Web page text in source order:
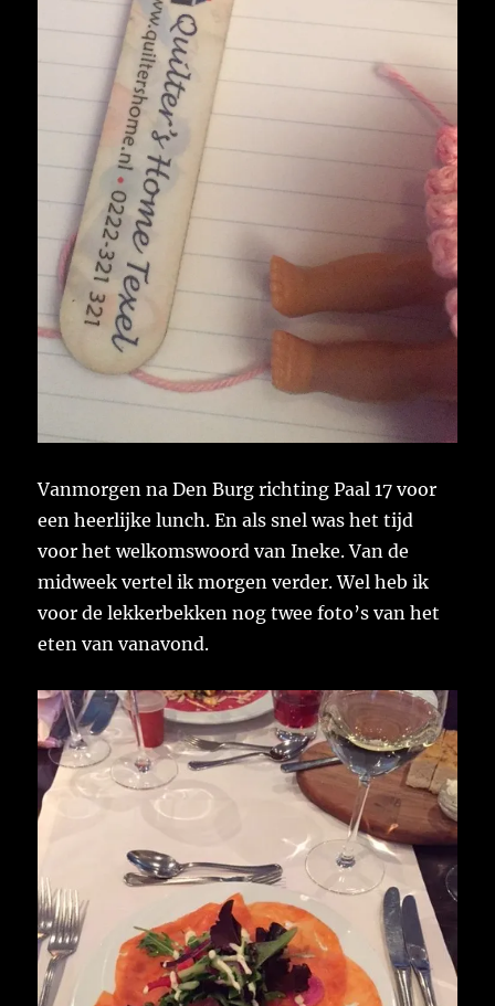
Vanmorgen na Den Burg richting Paal 17 voor
een heerlijke lunch. En als snel was het tijd
voor het welkomswoord van Ineke. Van de
midweek vertel ik morgen verder. Wel heb ik
voor de lekkerbekken nog twee foto’s van het
eten van vanavond.